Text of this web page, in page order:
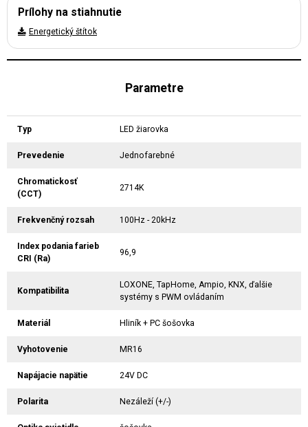
Prílohy na stiahnutie
Energetický štítok
Parametre
Typ LED žiarovka
Prevedenie Jednofarebné
Chromatickosť
(CCT)
2714K
Frekvenčný rozsah 100Hz - 20kHz
Index podania farieb
CRI (Ra)
96,9
Kompatibilita
LOXONE, TapHome, Ampio, KNX, ďalšie
systémy s PWM ovládaním
Materiál Hliník + PC šošovka
Vyhotovenie MR16
Napájacie napätie 24V DC
Polarita Nezáleží (+/-)